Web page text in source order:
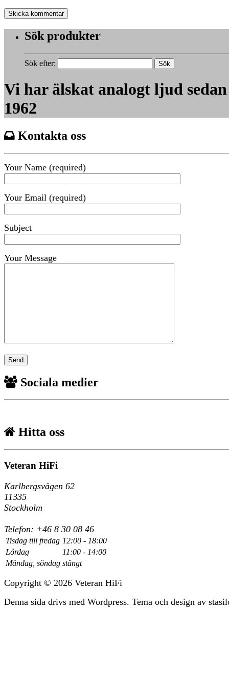
Sök produkter
Sök efter:
Vi har älskat analogt ljud sedan
1962
Kontakta oss
Your Name (required)
Your Email (required)
Subject
Your Message
Sociala medier
Hitta oss
Veteran HiFi
Karlbergsvägen 62
11335
Stockholm
Telefon: +46 8 30 08 46
Tisdag till fredag 12:00 - 18:00
Lördag
11:00 - 14:00
Måndag, söndag stängt
Copyright © 2026 Veteran HiFi
Denna sida drivs med Wordpress. Tema och design av